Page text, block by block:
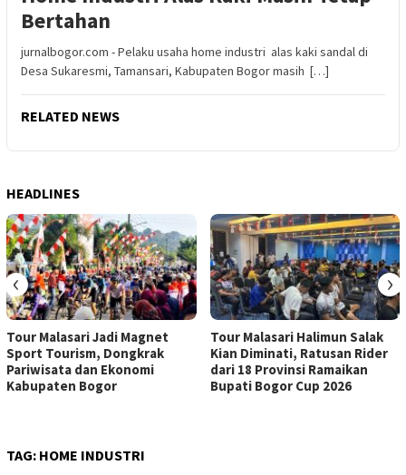
Bertahan
jurnalbogor.com - Pelaku usaha home industri alas kaki sandal di
Desa Sukaresmi, Tamansari, Kabupaten Bogor masih […]
RELATED NEWS
HEADLINES
Tour Malasari Jadi Magnet
Sport Tourism, Dongkrak
Pariwisata dan Ekonomi
Kabupaten Bogor
Tour Malasari Halimun Salak
Kian Diminati, Ratusan Rider
dari 18 Provinsi Ramaikan
Bupati Bogor Cup 2026
‹ ›
TAG: HOME INDUSTRI